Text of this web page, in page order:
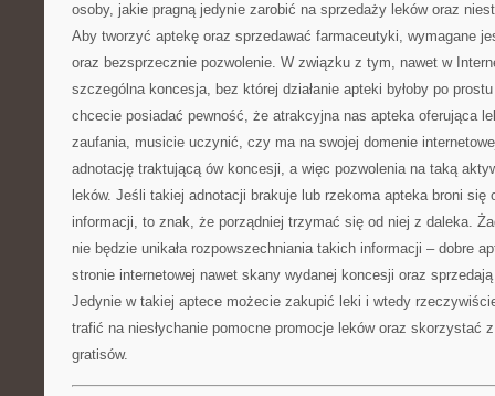
osoby, jakie pragną jedynie zarobić na sprzedaży leków oraz
Aby tworzyć aptekę oraz sprzedawać farmaceutyki, wymagane
oraz bezsprzecznie pozwolenie. W związku z tym, nawet w
szczególna koncesja, bez której działanie apteki byłoby po
chcecie posiadać pewność, że atrakcyjna nas apteka oferująca
zaufania, musicie uczynić, czy ma na swojej domenie
adnotację traktującą ów koncesji, a więc pozwolenia na taką
leków. Jeśli takiej adnotacji brakuje lub rzekoma apteka broni się
informacji, to znak, że porządniej trzymać się od niej z daleka.
nie będzie unikała rozpowszechniania takich informacji – dobre
stronie internetowej nawet skany wydanej koncesji oraz
Jedynie w takiej aptece możecie zakupić leki i wtedy
trafić na niesłychanie pomocne promocje leków oraz skorzystać
gratisów.